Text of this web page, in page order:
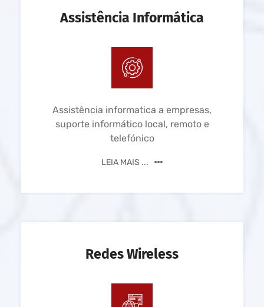
Assistência Informática
Assistência informatica a empresas,
suporte informático local, remoto e
telefónico
LEIA MAIS ...
Redes Wireless